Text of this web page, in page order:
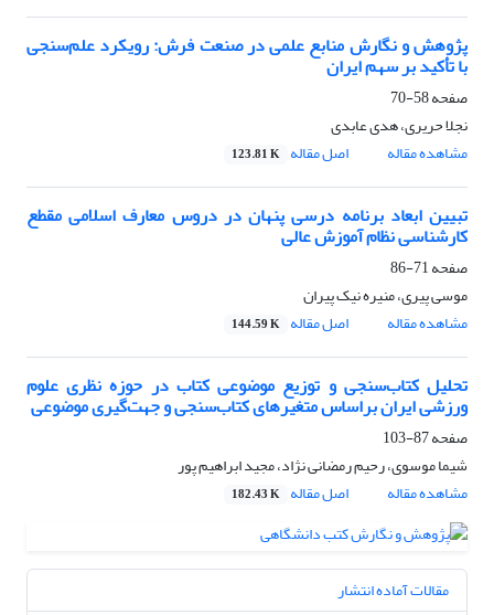
پژوهش و نگارش منابع علمی در صنعت فرش: رویکرد علم‌سنجی
با تأکید بر سهم ایران
صفحه58-70
نجلا حریری، هدی عابدی
مشاهده مقاله
اصل مقاله 123.81 K
تبیین ابعاد برنامه درسی پنهان در دروس معارف اسلامی مقطع
کارشناسی نظام آموزش عالی
صفحه71-86
موسی پیری، منیره نیک پیران
مشاهده مقاله
اصل مقاله 144.59 K
تحلیل کتاب‌سنجی و توزیع موضوعی کتاب‌ در حوزه نظری علوم
ورزشی ایران براساس متغیرهای کتاب‌سنجی و جهت‌گیری موضوعی
صفحه87-103
شیما موسوی، رحیم رمضانی نژاد، مجید ابراهیم پور
مشاهده مقاله
اصل مقاله 182.43 K
مقالات آماده انتشار